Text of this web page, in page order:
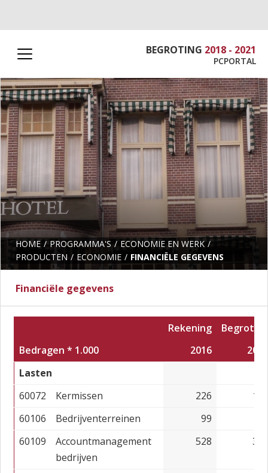
BEGROTING 2018 - 2021
PCPORTAL
HOME PROGRAMMA'S
ECONOMIE EN WERK
PRODUCTEN
ECONOMIE FINANCIËLE GEGEVENS
Financiële gegevens
Rekening
Bedragen * 1.000
2016
Lasten
60072
Kermissen 226
60106
Bedrijventerreinen 99
60109
Accountmanagement
bedrijven
528